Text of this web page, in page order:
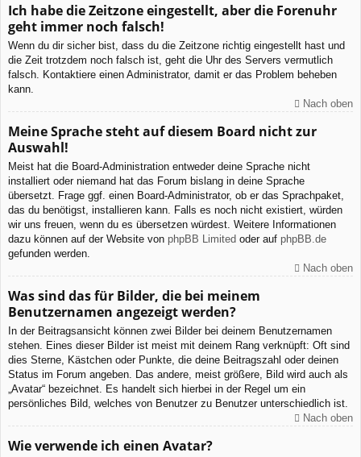
Ich habe die Zeitzone eingestellt, aber die Forenuhr
geht immer noch falsch!
Wenn du dir sicher bist, dass du die Zeitzone richtig eingestellt hast und
die Zeit trotzdem noch falsch ist, geht die Uhr des Servers vermutlich
falsch. Kontaktiere einen Administrator, damit er das Problem beheben
kann.
Nach oben
Meine Sprache steht auf diesem Board nicht zur
Auswahl!
Meist hat die Board-Administration entweder deine Sprache nicht
installiert oder niemand hat das Forum bislang in deine Sprache
übersetzt. Frage ggf. einen Board-Administrator, ob er das Sprachpaket,
das du benötigst, installieren kann. Falls es noch nicht existiert, würden
wir uns freuen, wenn du es übersetzen würdest. Weitere Informationen
dazu können auf der Website von phpBB Limited oder auf phpBB.de
gefunden werden.
Nach oben
Was sind das für Bilder, die bei meinem
Benutzernamen angezeigt werden?
In der Beitragsansicht können zwei Bilder bei deinem Benutzernamen
stehen. Eines dieser Bilder ist meist mit deinem Rang verknüpft: Oft sind
dies Sterne, Kästchen oder Punkte, die deine Beitragszahl oder deinen
Status im Forum angeben. Das andere, meist größere, Bild wird auch als
„Avatar“ bezeichnet. Es handelt sich hierbei in der Regel um ein
persönliches Bild, welches von Benutzer zu Benutzer unterschiedlich ist.
Nach oben
Wie verwende ich einen Avatar?